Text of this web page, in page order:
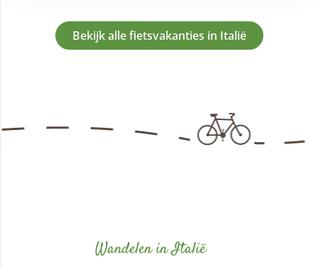
Bekijk alle fietsvakanties in Italië
Wandelen in Italië